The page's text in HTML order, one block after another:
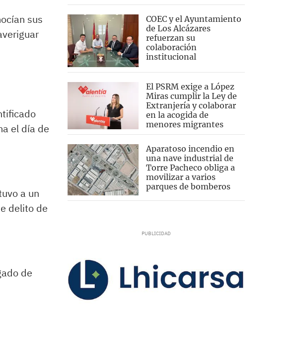
sus
el día de
a un
delito de
de
COEC y el Ayuntamiento
de Los Alcázares
refuerzan su
colaboración
institucional
El PSRM exige a López
Miras cumplir la Ley de
Extranjería y colaborar
en la acogida de
menores migrantes
Aparatoso incendio en
una nave industrial de
Torre Pacheco obliga a
movilizar a varios
parques de bomberos